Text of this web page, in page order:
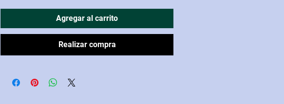
Agregar al carrito
Realizar compra